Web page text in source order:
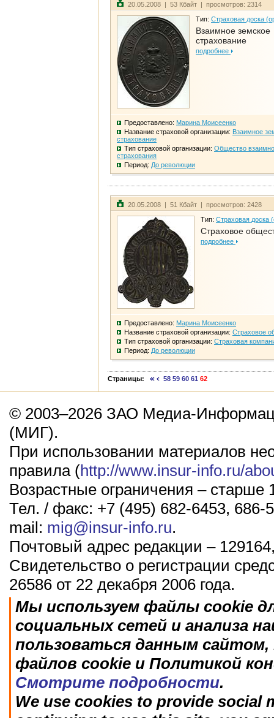
20.05.2008 | 53 Кбайт | просмотров: 2314
Тип: Страховая доска
Взаимное земское
страхование
подробнее
Предоставлено: Марина Моисеенко
Название страховой организации: Взаимное
страхование
Тип страховой организации: Общество
страхования
Период: До революции
20.05.2008 | 51 Кбайт | просмотров: 2428
Тип: Страховая доска
Страховое
подробнее
Предоставлено: Марина Моисеенко
Название страховой организации: Страховое
Тип страховой организации: Страховая
Период: До революции
Страницы: 58 59 60 61 62
© 2003–2026 ЗАО Медиа-
(МИГ).
При использовании материалов
правила (http://www.insur-info.ru/
Возрастные ограничения – старше
Тел. / факс: +7 (495) 682-6453, 686-
mail: mig@insur-info.ru.
Почтовый адрес редакции –
Свидетельство о регистрации
26586 от 22 декабря 2006 года.
Мы используем файлы cookie
социальных сетей и анализа
пользоваться данным
файлов cookie и Политикой
Смотрите подробности.
We use cookies to provide social